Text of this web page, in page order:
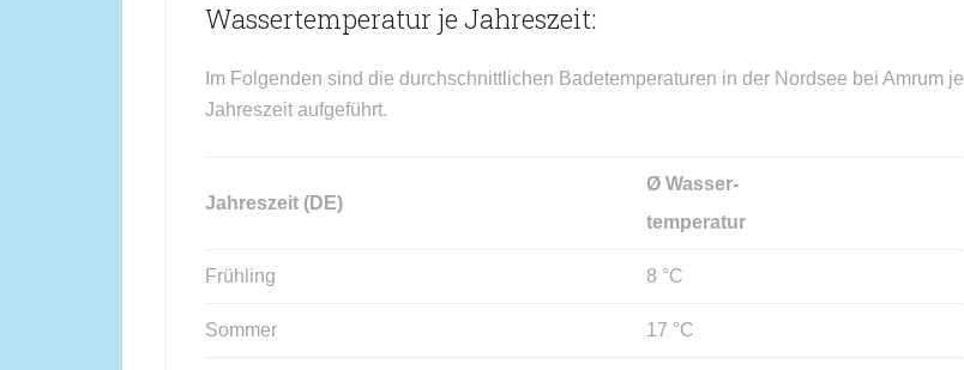
Wassertemperatur je Jahreszeit:
Im Folgenden sind die durchschnittlichen Badetemperaturen in der Nordsee bei Amrum je
Jahreszeit aufgeführt.
Jahreszeit (DE)
Ø Wasser-
temperatur
Frühling 8 °C
Sommer 17 °C